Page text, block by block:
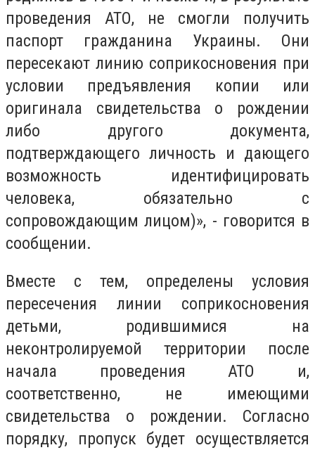
проведения АТО, не смогли получить
паспорт гражданина Украины. Они
пересекают линию соприкосновения при
условии предъявления копии или
оригинала свидетельства о рождении
либо другого документа,
подтверждающего личность и дающего
возможность идентифицировать
человека, обязательно с
сопровождающим лицом)», - говорится в
сообщении.
Вместе с тем, определены условия
пересечения линии соприкосновения
детьми, родившимися на
неконтролируемой территории после
начала проведения АТО и,
соответственно, не имеющими
свидетельства о рождении. Согласно
порядку, пропуск будет осуществляется